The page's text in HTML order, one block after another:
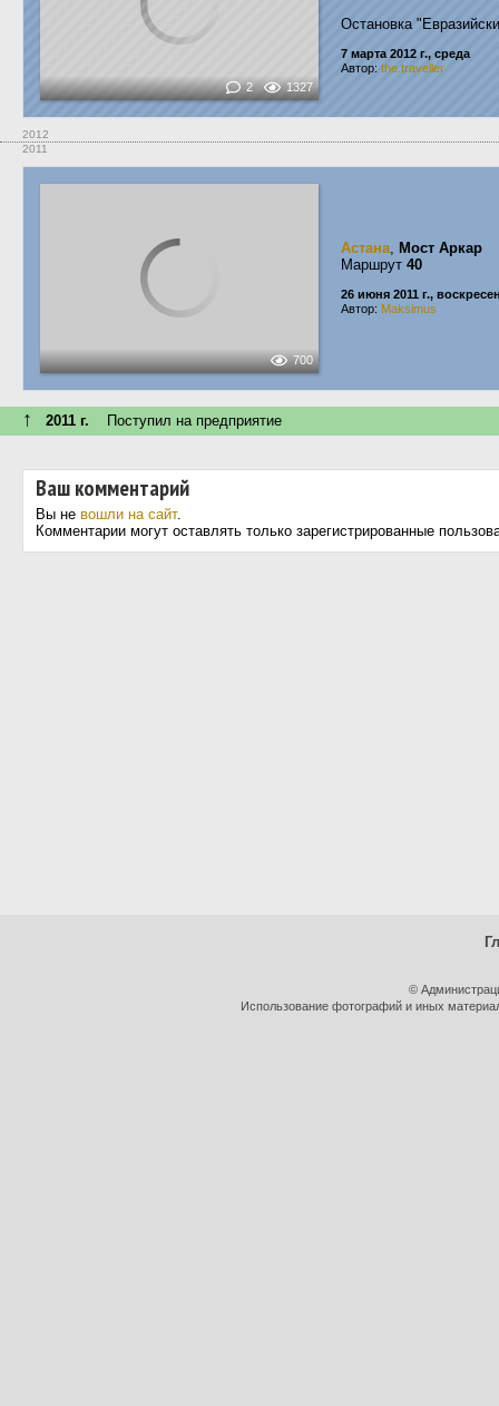
2 1327
Остановка
7 марта 2012 г., среда
Автор: the.traveller
2012
2011
700
Астана, Мост Аркар
Маршрут 40
26 июня 2011 г.,
Автор: Maksimus
↑ 2011 г. Поступил на предприятие
Ваш комментарий
Вы не вошли на сайт.
Комментарии могут оставлять только зарегистрированные
©
Использование фотографий и иных